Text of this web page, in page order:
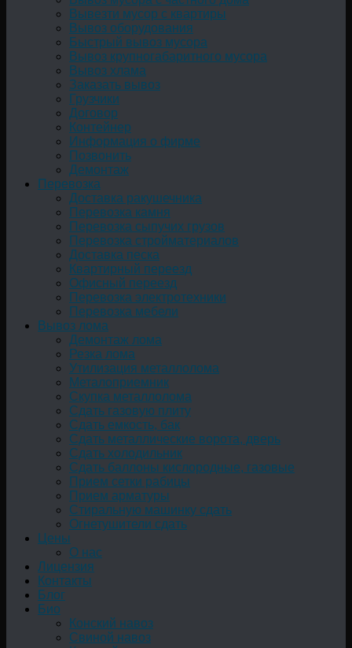
Вывезти мусор с квартиры
Вывоз оборудования
Быстрый вывоз мусора
Вывоз крупногабаритного мусора
Вывоз хлама
Заказать вывоз
Грузчики
Договор
Контейнер
Информация о фирме
Позвонить
Демонтаж
Перевозка
Доставка ракушечника
Перевозка камня
Перевозка сыпучих грузов
Перевозка стройматериалов
Доставка песка
Квартирный переезд
Офисный переезд
Перевозка электротехники
Перевозка мебели
Вывоз лома
Демонтаж лома
Резка лома
Утилизация металлолома
Металоприемник
Скупка металлолома
Сдать газовую плиту
Сдать емкость, бак
Cдать металлические ворота, дверь
Сдать холодильник
Сдать баллоны кислородные, газовые
Прием сетки рабицы
Прием арматуры
Стиральную машинку сдать
Огнетушители сдать
Цены
О нас
Лицензия
Контакты
Блог
Био
Конский навоз
Свиной навоз